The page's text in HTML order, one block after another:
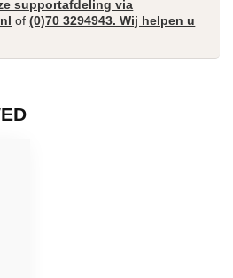
supportafdeling via
of(0)70 3294943. Wij helpen u